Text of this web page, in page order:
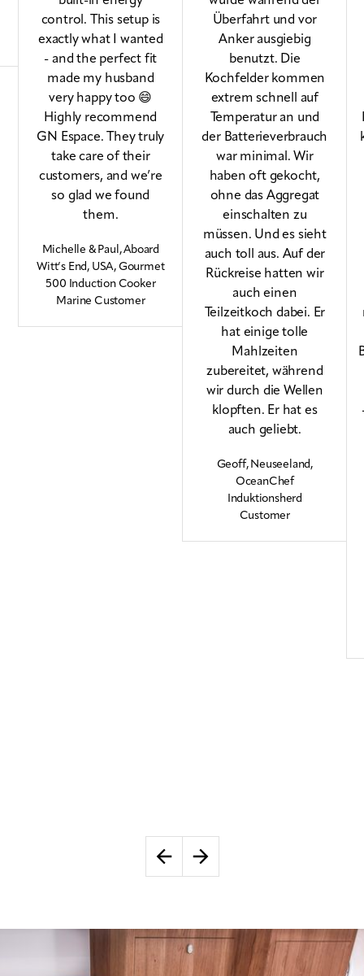
control. This setup is
exactly what I wanted
- and the perfect fit
made my husband
very happy too 😄
Highly recommend
GN Espace. They truly
take care of their
customers, and we’re
so glad we found
them.
Michelle & Paul, Aboard
Witt’s End, USA, Gourmet
500 Induction Cooker
Marine Customer
Überfahrt und vor
Anker ausgiebig
benutzt. Die
Kochfelder kommen
extrem schnell auf
Temperatur an und
der Batterieverbrauch
war minimal. Wir
haben oft gekocht,
ohne das Aggregat
einschalten zu
müssen. Und es sieht
auch toll aus. Auf der
Rückreise hatten wir
auch einen
Teilzeitkoch dabei. Er
hat einige tolle
Mahlzeiten
zubereitet, während
wir durch die Wellen
klopften. Er hat es
auch geliebt.
Geoff, Neuseeland,
OceanChef
Induktionsherd
Customer